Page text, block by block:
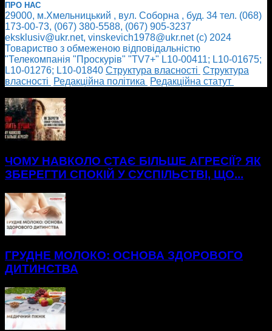
ПРО НАС
29000, м.Хмельницький , вул. Соборна , буд. 34 тел. (068)
173-00-73, (067) 380-5588, (067) 905-3237
eksklusiv@ukr.net, vinskevich1978@ukr.net (с) 2024
Товариство з обмеженою відповідальністю
"Телекомпанія "Проскурів" "TV7+" L10-00411; L10-01675;
L10-01276; L10-01840 Cтруктура власності Cтруктура
власності
Редакційна політика
Редакційна статут
ЧОМУ НАВКОЛО СТАЄ БІЛЬШЕ АГРЕСІЇ? ЯК
ЗБЕРЕГТИ СПОКІЙ У СУСПІЛЬСТВІ, ЩО...
ГРУДНЕ МОЛОКО: ОСНОВА ЗДОРОВОГО
ДИТИНСТВА